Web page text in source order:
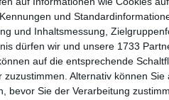
und
und Inhaltsmessung,
dürfen wir und unsere 1733
auf die entsprechende
Alternativ können Sie
bevor Sie der Verarbeitung
einer
ernst –
noch
sie
B.
on
nt.